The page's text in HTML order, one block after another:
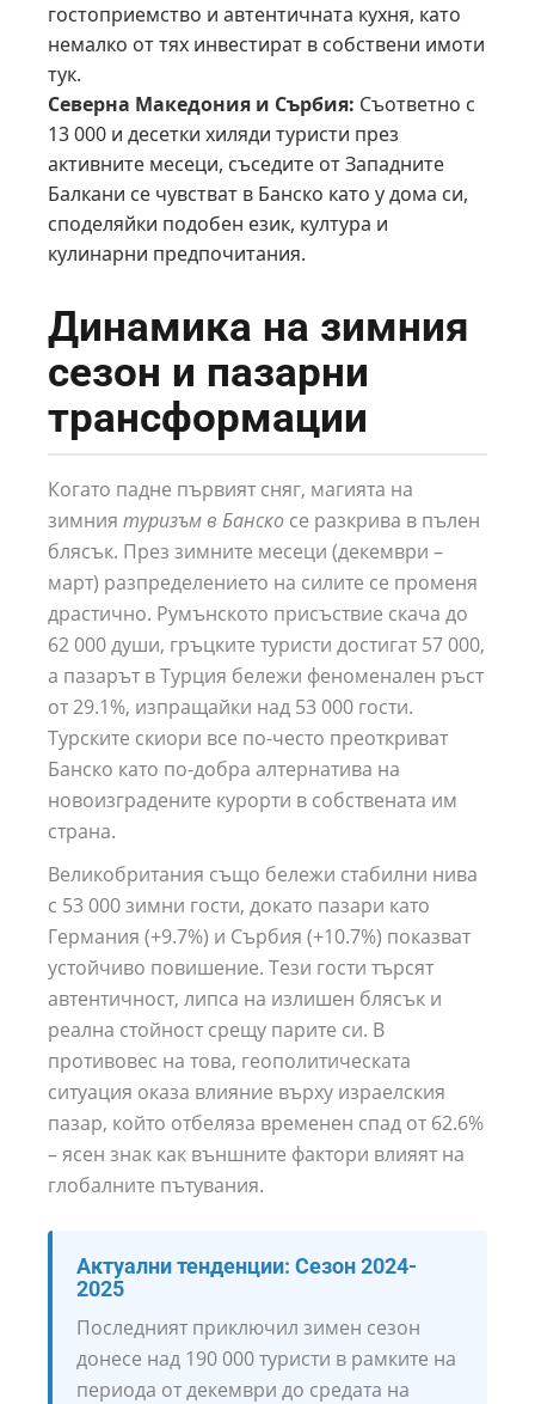
гостоприемство и автентичната кухня, като
немалко от тях инвестират в собствени имоти
тук.
Северна Македония и Сърбия: Съответно с
13 000 и десетки хиляди туристи през
активните месеци, съседите от Западните
Балкани се чувстват в Банско като у дома си,
споделяйки подобен език, култура и
кулинарни предпочитания.
Динамика на зимния
сезон и пазарни
трансформации
Когато падне първият сняг, магията на
зимния туризъм в Банско се разкрива в пълен
блясък. През зимните месеци (декември –
март) разпределението на силите се променя
драстично. Румънското присъствие скача до
62 000 души, гръцките туристи достигат 57 000,
а пазарът в Турция бележи феноменален ръст
от 29.1%, изпращайки над 53 000 гости.
Турските скиори все по-често преоткриват
Банско като по-добра алтернатива на
новоизградените курорти в собствената им
страна.
Великобритания също бележи стабилни нива
с 53 000 зимни гости, докато пазари като
Германия (+9.7%) и Сърбия (+10.7%) показват
устойчиво повишение. Тези гости търсят
автентичност, липса на излишен блясък и
реална стойност срещу парите си. В
противовес на това, геополитическата
ситуация оказа влияние върху израелския
пазар, който отбеляза временен спад от 62.6%
– ясен знак как външните фактори влияят на
глобалните пътувания.
Актуални тенденции: Сезон 2024-
2025
Последният приключил зимен сезон
донесе над 190 000 туристи в рамките на
периода от декември до средата на